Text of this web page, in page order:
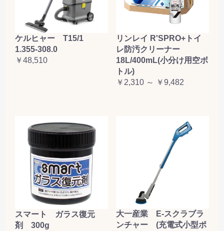
ケルヒャー T15/1
1.355-308.0
￥48,510
リンレイ R'SPRO+トイ
レ防汚クリーナー
18L/400mL(小分け用空ボ
トル)
￥2,310 ～ ￥9,482
スマート ガラス復元
剤 300g
大一産業 E-スクラブラ
ンチャー (充電式小型ポ